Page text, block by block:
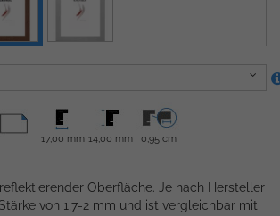
17,00 mm 14,00 mm 0,95 cm
Oberfläche. Je nach Hersteller
von 1,7-2 mm und ist vergleichbar mit